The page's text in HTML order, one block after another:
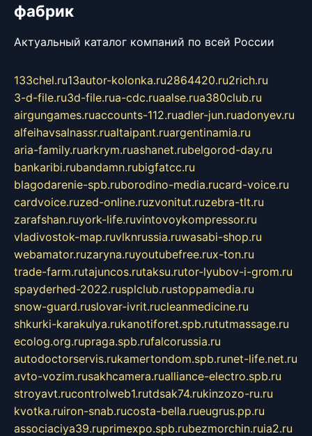
фабрик
Актуальный каталог компаний по всей России
133chel.ru13autor-kolonka.ru2864420.ru2rich.ru
3-d-file.ru3d-file.rua-cdc.ruaalse.rua380club.ru
airgungames.ruaccounts-112.ruadler-jun.ruadonyev.ru
alfeihavsalnassr.rualtaipant.ruargentinamia.ru
aria-family.ruarkrym.ruashanet.rubelgorod-day.ru
bankaribi.rubandamn.rubigfatcc.ru
blagodarenie-spb.ruborodino-media.rucard-voice.ru
cardvoice.ruzed-online.ruzvonitut.ruzebra-tlt.ru
zarafshan.ruyork-life.ruvintovoykompressor.ru
vladivostok-map.ruvlknrussia.ruwasabi-shop.ru
webamator.ruzaryna.ruyoutubefree.rux-ton.ru
trade-farm.rutajuncos.rutaksu.rutor-lyubov-i-grom.ru
spayderhed-2022.rusplclub.rustoppamedia.ru
snow-guard.ruslovar-ivrit.rucleanmedicine.ru
shkurki-karakulya.rukanotiforet.spb.rututmassage.ru
ecolog.org.rupraga.spb.rufalcorussia.ru
autodoctorservis.rukamertondom.spb.runet-life.net.ru
avto-vozim.rusakhcamera.rualliance-electro.spb.ru
stroyavt.rucontrolweb1.rutdsak74.rukinzozo-ru.ru
kvotka.ruiron-snab.rucosta-bella.rueugrus.pp.ru
associaciya39.ruprimexpo.spb.rubezmorchin.ruia2.ru